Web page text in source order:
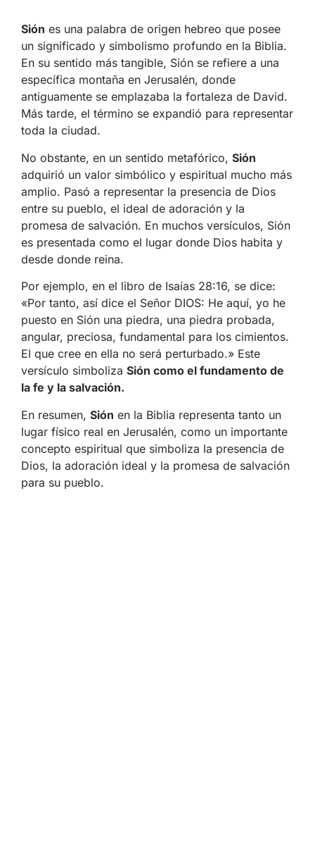
Sión es una palabra de origen hebreo que posee
un significado y simbolismo profundo en la Biblia.
En su sentido más tangible, Sión se refiere a una
específica montaña en Jerusalén, donde
antiguamente se emplazaba la fortaleza de David.
Más tarde, el término se expandió para representar
toda la ciudad.
No obstante, en un sentido metafórico, Sión
adquirió un valor simbólico y espiritual mucho más
amplio. Pasó a representar la presencia de Dios
entre su pueblo, el ideal de adoración y la
promesa de salvación. En muchos versículos, Sión
es presentada como el lugar donde Dios habita y
desde donde reina.
Por ejemplo, en el libro de Isaías 28:16, se dice:
«Por tanto, así dice el Señor DIOS: He aquí, yo he
puesto en Sión una piedra, una piedra probada,
angular, preciosa, fundamental para los cimientos.
El que cree en ella no será perturbado.» Este
versículo simboliza Sión como el fundamento de
la fe y la salvación.
En resumen, Sión en la Biblia representa tanto un
lugar físico real en Jerusalén, como un importante
concepto espiritual que simboliza la presencia de
Dios, la adoración ideal y la promesa de salvación
para su pueblo.